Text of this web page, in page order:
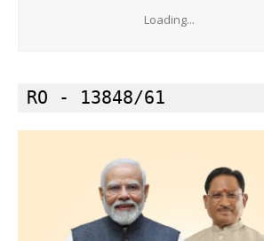
Loading...
RO - 13848/61